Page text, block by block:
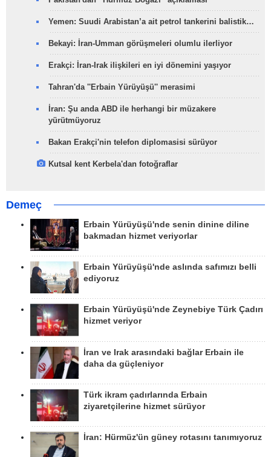
Yemen: Suudi Arabistan’a ait petrol tankerini balistik…
Bekayi: İran-Umman görüşmeleri olumlu ilerliyor
Erakçi: İran-Irak ilişkileri en iyi dönemini yaşıyor
Tahran'da ''Erbain Yürüyüşü'' merasimi
İran: Şu anda ABD ile herhangi bir müzakere
yürütmüyoruz
Bakan Erakçi'nin telefon diplomasisi sürüyor
Kutsal kent Kerbela'dan fotoğraflar
Demeç
Erbain Yürüyüşü'nde senin dinine diline
bakmadan hizmet veriyorlar
Erbain Yürüyüşü'nde aslında safımızı belli
ediyoruz
Erbain Yürüyüşü'nde Zeynebiye Türk Çadırı
hizmet veriyor
İran ve Irak arasındaki bağlar Erbain ile
daha da güçleniyor
Türk ikram çadırlarında Erbain
ziyaretçilerine hizmet sürüyor
İran: Hürmüz'ün güney rotasını tanımıyoruz